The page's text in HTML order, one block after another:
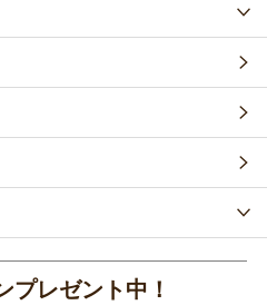
プレゼント中！